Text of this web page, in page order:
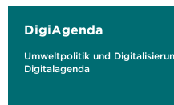
DigiAgenda
Umweltpolitik und
Digitalagenda